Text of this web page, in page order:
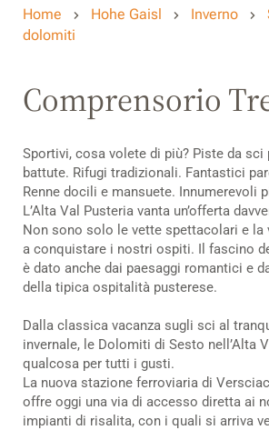
Home Hohe Gaisl Inverno
dolomiti
Comprensorio
Sportivi, cosa volete di più? Piste da sci
battute. Rifugi tradizionali. Fantastici
Renne docili e mansuete. Innumerevoli
L’Alta Val Pusteria vanta un’offerta
Non sono solo le vette spettacolari e la
a conquistare i nostri ospiti. Il fascino
è dato anche dai paesaggi romantici e
della tipica ospitalità pusterese.
Dalla classica vacanza sugli sci al
invernale, le Dolomiti di Sesto nell’Alta
qualcosa per tutti i gusti.
La nuova stazione ferroviaria di
offre oggi una via di accesso diretta ai
impianti di risalita, con i quali si arriva